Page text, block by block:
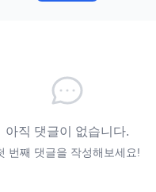
아직 댓글이 없습니다.
번째 댓글을 작성해보세요!